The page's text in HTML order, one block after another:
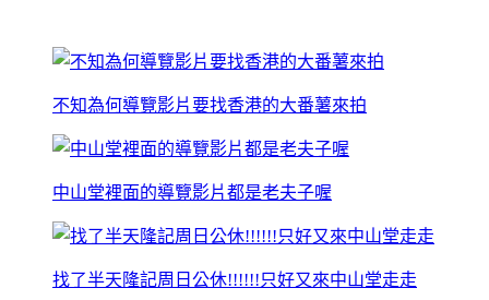
不知為何導覽影片要找香港的大番薯來拍
中山堂裡面的導覽影片都是老夫子喔
找了半天隆記周日公休!!!!!!只好又來中山堂走走